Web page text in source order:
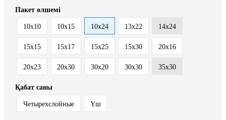
Пакет өлшемі
10x10 10x15 10x24 13x22 14x24
15x15 15x17 15x25 15x30 20x16
20x23 20x30 30x20 30x30 35x30
Қабат саны
Четырехслойные Үш